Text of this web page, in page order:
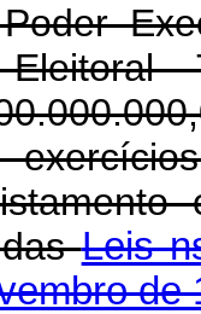
dasLeis
de